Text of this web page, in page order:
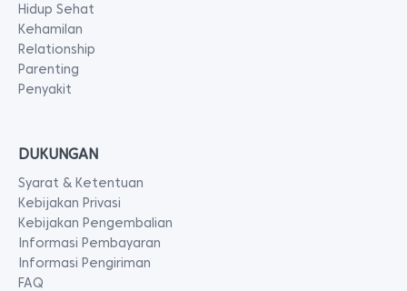
Hidup Sehat
Kehamilan
Relationship
Parenting
Penyakit
DUKUNGAN
Syarat & Ketentuan
Kebijakan Privasi
Kebijakan Pengembalian
Informasi Pembayaran
Informasi Pengiriman
FAQ